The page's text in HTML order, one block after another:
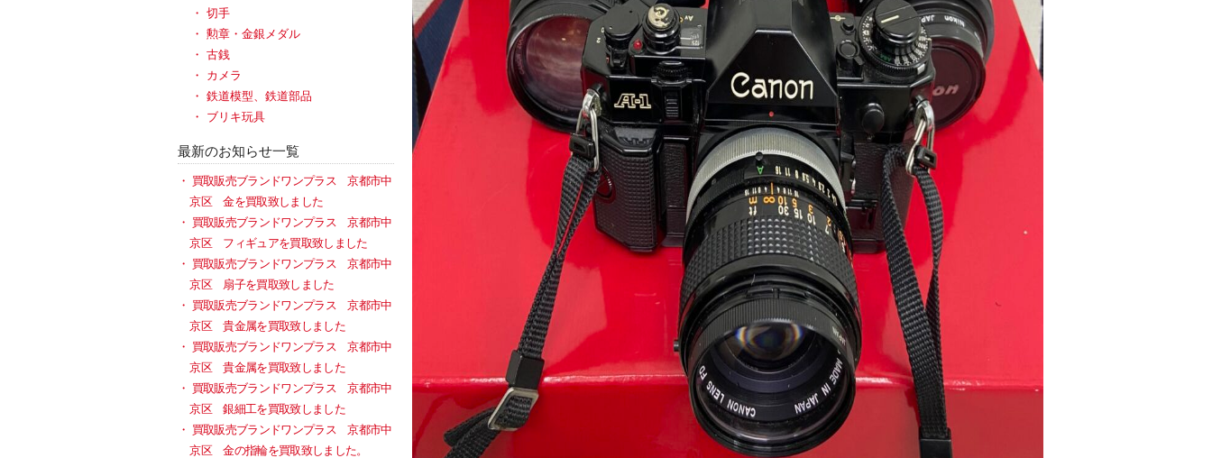
切手
勲章・金銀メダル
古銭
カメラ
鉄道模型、鉄道部品
ブリキ玩具
最新のお知らせ一覧
買取販売ブランドワンプラス 京都市中
京区 金を買取致しました
買取販売ブランドワンプラス 京都市中
京区 フィギュアを買取致しました
買取販売ブランドワンプラス 京都市中
京区 扇子を買取致しました
買取販売ブランドワンプラス 京都市中
京区 貴金属を買取致しました
買取販売ブランドワンプラス 京都市中
京区 貴金属を買取致しました
買取販売ブランドワンプラス 京都市中
京区 銀細工を買取致しました
買取販売ブランドワンプラス 京都市中
京区 金の指輪を買取致しました。